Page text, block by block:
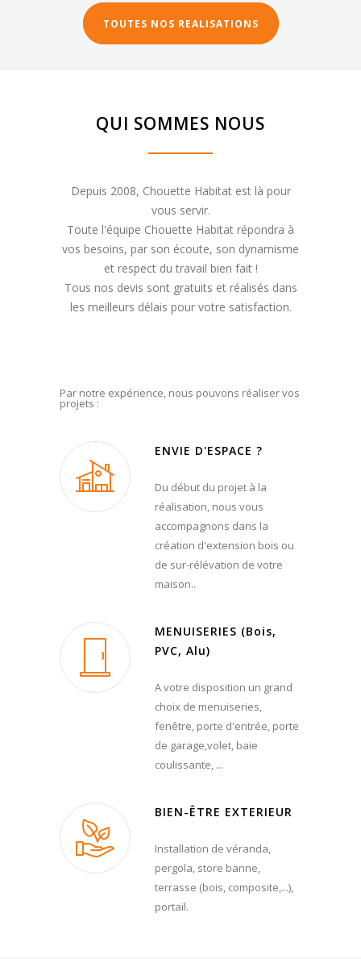
TOUTES NOS REALISATIONS
QUI SOMMES NOUS
Depuis 2008, Chouette Habitat est là pour
vous servir.
Toute l'équipe Chouette Habitat répondra à
vos besoins, par son écoute, son dynamisme
et respect du travail bien fait !
Tous nos devis sont gratuits et réalisés dans
les meilleurs délais pour votre satisfaction.
Par notre expérience, nous pouvons réaliser vos
projets :
ENVIE D'ESPACE ?
Du début du projet à la
réalisation, nous vous
accompagnons dans la
création d'extension bois ou
de sur-rélévation de votre
maison..
MENUISERIES (Bois,
PVC, Alu)
A votre disposition un grand
choix de menuiseries,
fenêtre, porte d'entrée, porte
de garage,volet, baie
coulissante, ...
BIEN-ÊTRE EXTERIEUR
Installation de véranda,
pergola, store banne,
terrasse (bois, composite,...),
portail.